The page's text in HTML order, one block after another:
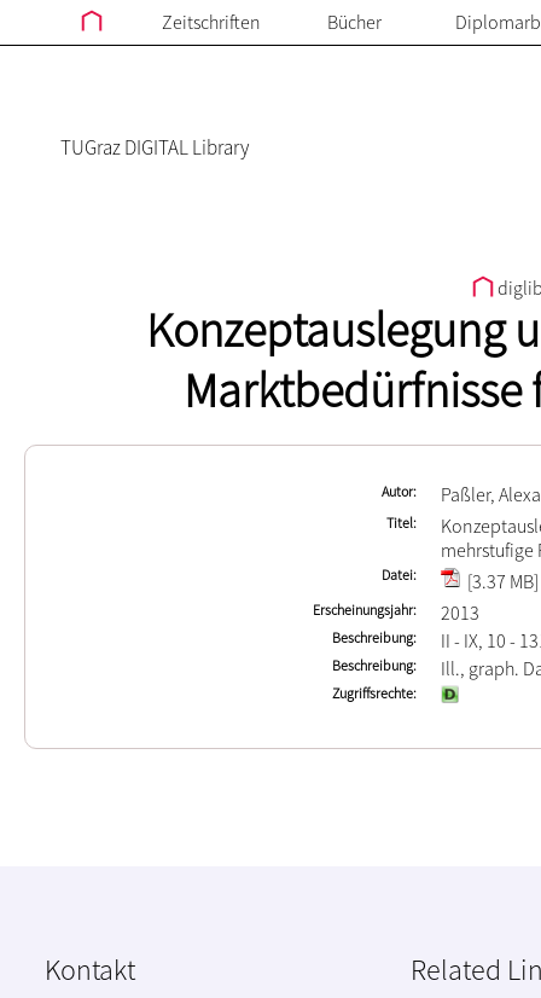
Zeitschriften Bücher
TUGraz DIGITAL Library
Konzeptauslegung
Autor Paßler,
Titel
mehrstufige
Datei [3.37 MB]
Erscheinungsjahr 2013
Beschreibung II - IX, 10 -
Beschreibung Ill., graph.
Zugriffsrechte
Kontakt Related